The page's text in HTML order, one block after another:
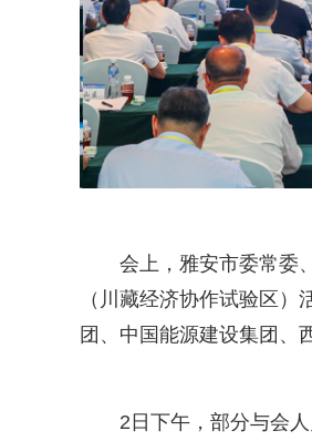
会上，雅安市委常委
（川藏经济协作试验区
团、中国能源建设集团、
2日下午，部分与会